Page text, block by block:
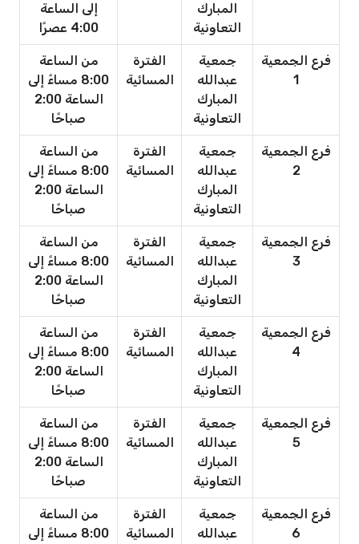
المبارك
التعاونية
إلى الساعة
4:00 عصرًا
فرع الجمعية
1
جمعية
عبدالله
المبارك
التعاونية
الفترة
المسائية
من الساعة
8:00 مساءً إلى
الساعة 2:00
صباحًا
فرع الجمعية
2
جمعية
عبدالله
المبارك
التعاونية
الفترة
المسائية
من الساعة
8:00 مساءً إلى
الساعة 2:00
صباحًا
فرع الجمعية
3
جمعية
عبدالله
المبارك
التعاونية
الفترة
المسائية
من الساعة
8:00 مساءً إلى
الساعة 2:00
صباحًا
فرع الجمعية
4
جمعية
عبدالله
المبارك
التعاونية
الفترة
المسائية
من الساعة
8:00 مساءً إلى
الساعة 2:00
صباحًا
فرع الجمعية
5
جمعية
عبدالله
المبارك
التعاونية
الفترة
المسائية
من الساعة
8:00 مساءً إلى
الساعة 2:00
صباحًا
فرع الجمعية
6
جمعية
عبدالله
الفترة
المسائية
من الساعة
8:00 مساءً إلى